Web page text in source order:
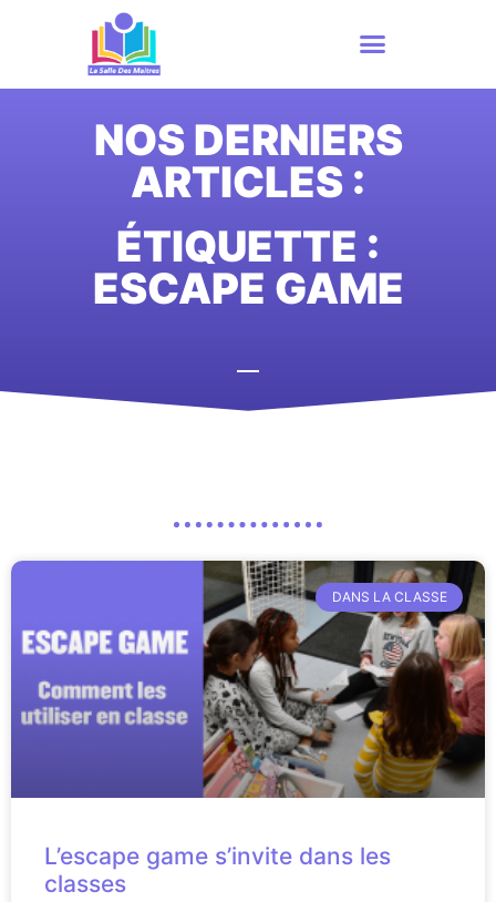
NOS DERNIERS
ARTICLES :
ÉTIQUETTE :
ESCAPE GAME
DANS LA CLASSE
L’escape game s’invite dans les
classes